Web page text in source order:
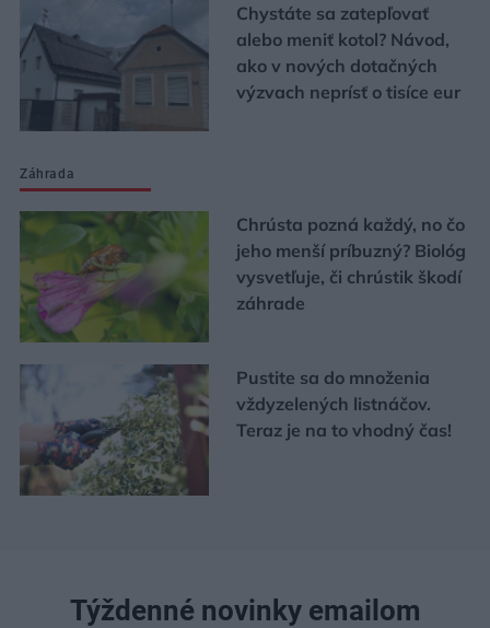
Chystáte sa zatepľovať
alebo meniť kotol? Návod,
ako v nových dotačných
výzvach neprísť o tisíce eur
Záhrada
Chrústa pozná každý, no čo
jeho menší príbuzný? Biológ
vysvetľuje, či chrústik škodí
záhrade
Pustite sa do množenia
vždyzelených listnáčov.
Teraz je na to vhodný čas!
Týždenné novinky emailom